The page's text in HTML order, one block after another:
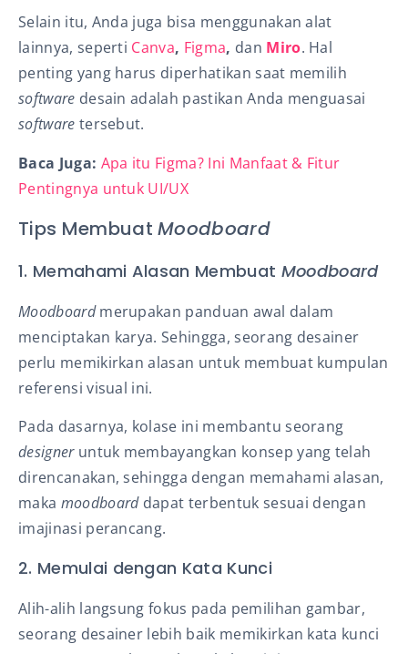
Selain itu, Anda juga bisa menggunakan alat
lainnya, seperti Canva, Figma, dan Miro. Hal
penting yang harus diperhatikan saat memilih
software desain adalah pastikan Anda menguasai
software tersebut.
Baca Juga: Apa itu Figma? Ini Manfaat & Fitur
Pentingnya untuk UI/UX
Tips MembuatMoodboard
1. Memahami Alasan Membuat Moodboard
Moodboardmerupakan panduan awal dalam
menciptakan karya. Sehingga, seorang desainer
perlu memikirkan alasan untuk membuat kumpulan
referensi visual ini.
Pada dasarnya, kolase ini membantu seorang
designeruntuk membayangkan konsep yang telah
direncanakan, sehingga dengan memahami alasan,
maka moodboarddapat terbentuk sesuai dengan
imajinasi perancang.
2. Memulai dengan Kata Kunci
Alih-alih langsung fokus pada pemilihan gambar,
seorang desainer lebih baik memikirkan kata kunci